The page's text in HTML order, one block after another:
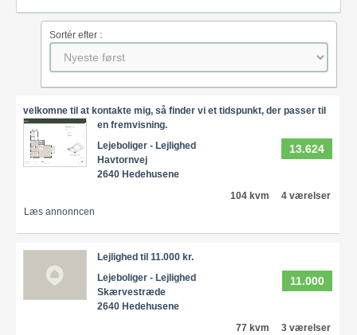
Sortér efter :
velkomne til at kontakte mig, så finder vi et tidspunkt, der passer til
en fremvisning.
13.624
Lejeboliger - Lejlighed
Havtornvej
2640 Hedehusene
104 kvm
4 værelser
Læs annonncen
Lejlighed til 11.000 kr.
11.000
Lejeboliger - Lejlighed
Skærvestræde
2640 Hedehusene
77 kvm
3 værelser